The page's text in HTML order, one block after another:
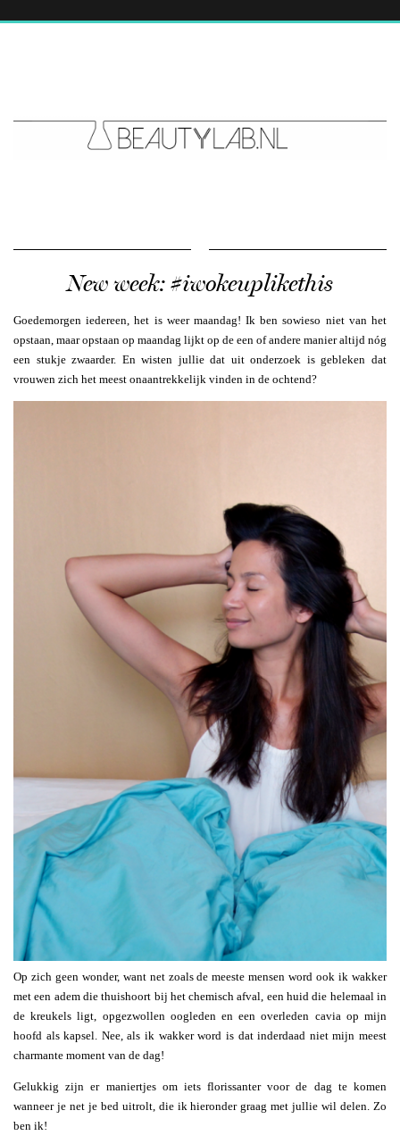
New week: #iwokeuplikethis
Goedemorgen iedereen, het is weer maandag! Ik ben sowieso niet van het
opstaan, maar opstaan op maandag lijkt op de een of andere manier altijd nóg
een stukje zwaarder. En wisten jullie dat uit onderzoek is gebleken dat
vrouwen zich het meest onaantrekkelijk vinden in de ochtend?
Op zich geen wonder, want net zoals de meeste mensen word ook ik wakker
met een adem die thuishoort bij het chemisch afval, een huid die helemaal in
de kreukels ligt, opgezwollen oogleden en een overleden cavia op mijn
hoofd als kapsel. Nee, als ik wakker word is dat inderdaad niet mijn meest
charmante moment van de dag!
Gelukkig zijn er maniertjes om iets florissanter voor de dag te komen
wanneer je net je bed uitrolt, die ik hieronder graag met jullie wil delen. Zo
ben ik!